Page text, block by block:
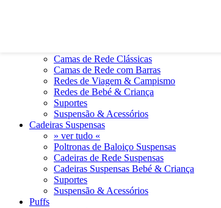
Camas de Rede Clássicas
Camas de Rede com Barras
Redes de Viagem & Campismo
Redes de Bebé & Criança
Suportes
Suspensão & Acessórios
Cadeiras Suspensas
» ver tudo «
Poltronas de Baloiço Suspensas
Cadeiras de Rede Suspensas
Cadeiras Suspensas Bebé & Criança
Suportes
Suspensão & Acessórios
Puffs